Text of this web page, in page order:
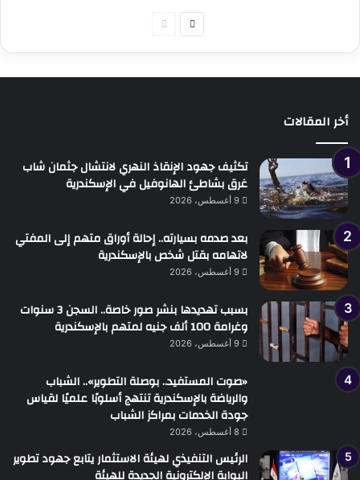
الصفحة
أخر المقالات
تكثيف جهود الإنقاذ النهري لانتشال جثمان شاب
غرق بشاطئ الهانوفيل في الإسكندرية
9 أغسطس، 2026
بعد صدمه بسيارته.. إحالة أوراق متهم إلى المفتي
لاتهامه بقتل شخص بالإسكندرية
9 أغسطس، 2026
بسبب تهديدها بنشر صور خاصة.. السجن 3 سنوات
وغرامة 100 ألف جنيه لمتهم بالإسكندرية
9 أغسطس، 2026
«صوت المستفيد.. بوصلة التطوير».. الشباب
والرياضة بالإسكندرية تنتهج أسلوبًا علميًا لقياس
جودة الخدمات بمراكز الشباب
8 أغسطس، 2026
الرئيس التنفيذي لهيئة الاستثمار يتابع جهود تطوير